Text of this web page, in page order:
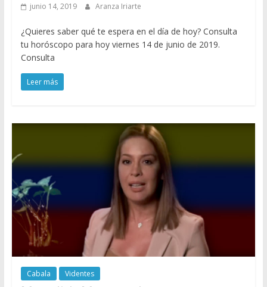
junio 14, 2019 Aranza Iriarte
¿Quieres saber qué te espera en el día de hoy? Consulta
tu horóscopo para hoy viernes 14 de junio de 2019.
Consulta
Leer más
Cabala Videntes